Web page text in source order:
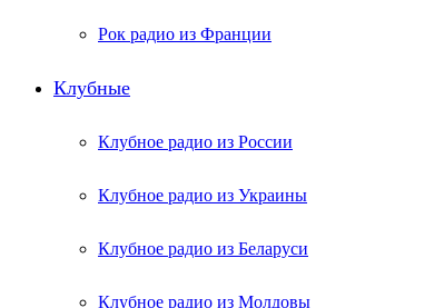
Рок радио из Франции
Клубные
Клубное радио из России
Клубное радио из Украины
Клубное радио из Беларуси
Клубное радио из Молдовы